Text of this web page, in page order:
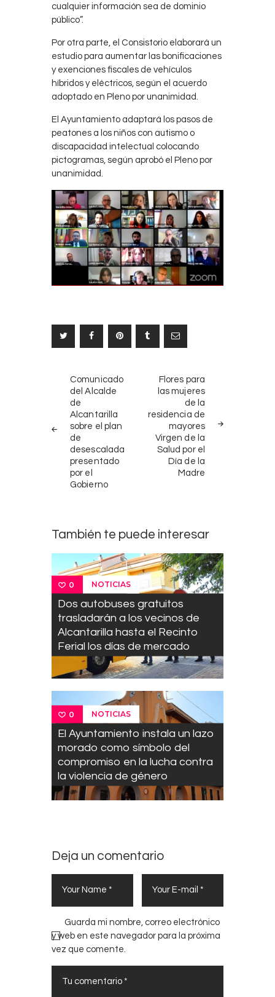
cualquier información sea de dominio
público”.
Por otra parte, el Consistorio elaborará un
estudio para aumentar las bonificaciones
y exenciones fiscales de vehículos
híbridos y eléctricos, según el acuerdo
adoptado en Pleno por unanimidad.
El Ayuntamiento adaptará los pasos de
peatones a los niños con autismo o
discapacidad intelectual colocando
pictogramas, según aprobó el Pleno por
unanimidad.
Navegación
de
entradas
NOTICIAS
ANTERIORES
Comunicado
del Alcalde
de
Alcantarilla
sobre el plan
de
desescalada
presentado
por el
Gobierno
Flores para
las mujeres
de la
residencia de
mayores
Virgen de la
Salud por el
Día de la
Madre
También te puede interesar
0 NOTICIAS
Dos autobuses gratuitos
trasladarán a los vecinos de
Alcantarilla hasta el Recinto
Ferial los días de mercado
0 NOTICIAS
El Ayuntamiento instala un lazo
morado como símbolo del
compromiso en la lucha contra
la violencia de género
Deja un comentario
Guarda mi nombre, correo electrónico
y web en este navegador para la próxima
vez que comente.